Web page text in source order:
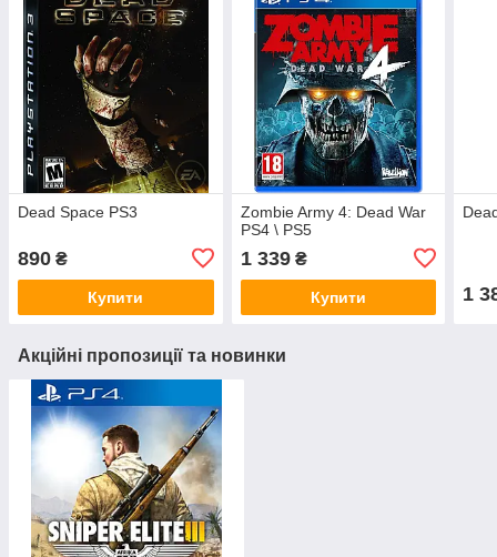
Dead Space PS3
890 ₴
Купити
Zombie Army 4: Dead War
PS4 \ PS5
1 339₴
Купити 1
Акційні пропозиції та новинки